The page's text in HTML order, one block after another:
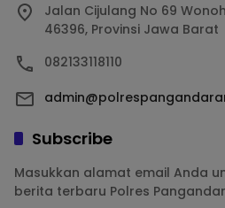
Jalan Cijulang No 69
46396, Provinsi Jawa Barat
082133118110
Subscribe
Masukkan alamat email Anda
berita terbaru Polres